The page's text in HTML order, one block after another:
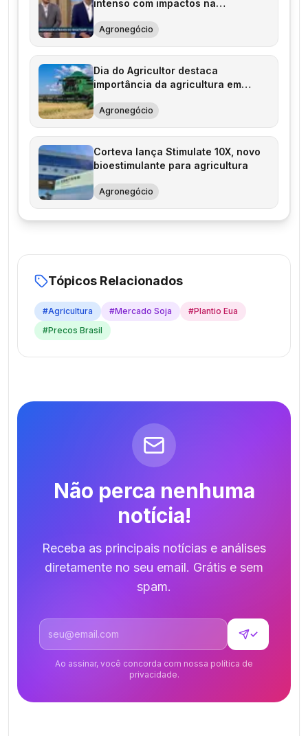
intenso com impactos na
Agronegócio
Dia do Agricultor destaca
importância da agricultura em
Agronegócio
Corteva lança Stimulate 10X, novo
bioestimulante para agricultura
Agronegócio
Tópicos Relacionados
#Agricultura #Mercado Soja #Plantio Eua
#Precos Brasil
Não perca nenhuma
notícia!
Receba as principais notícias e análises
diretamente no seu email. Grátis e sem
spam.
Endereço de email
✓
Ao assinar, você concorda com nossa política de
privacidade.